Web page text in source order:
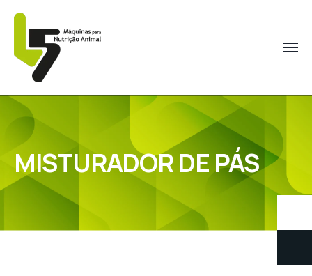
MISTURADOR DE PÁS